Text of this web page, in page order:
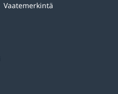
Vaatemerkintä